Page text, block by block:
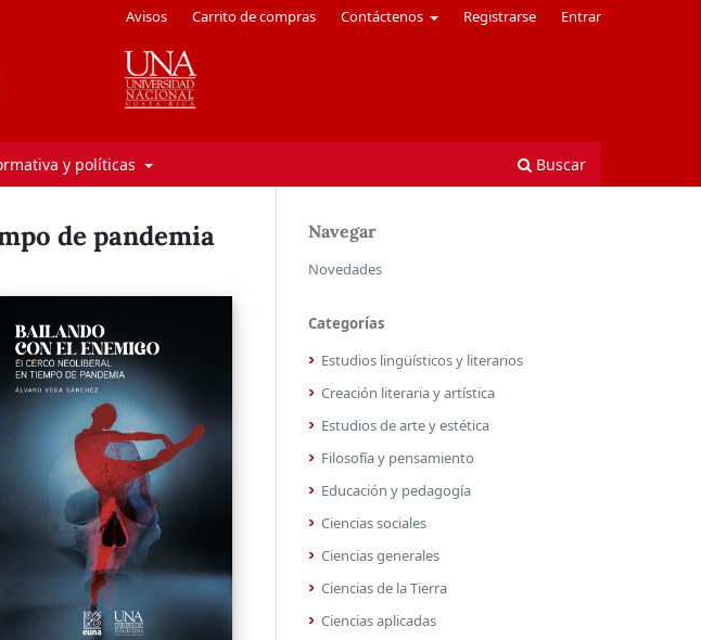
y políticas Buscar
Avisos Carrito de compras Contáctenos Registrarse Entrar
de pandemia Navegar
Novedades
Categorías
Estudios lingüísticos y literarios
Creación literaria y artística
Estudios de arte y estética
Filosofía y pensamiento
Educación y pedagogía
Ciencias sociales
Ciencias generales
Ciencias de la Tierra
Ciencias aplicadas